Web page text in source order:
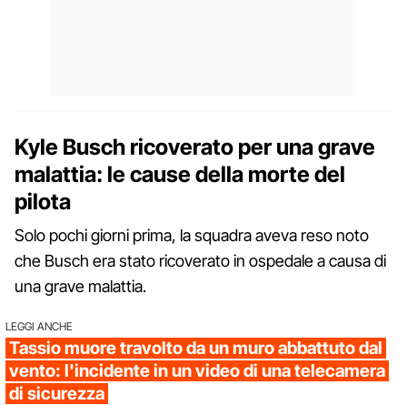
Kyle Busch ricoverato per una grave
malattia: le cause della morte del
pilota
Solo pochi giorni prima, la squadra aveva reso noto
che Busch era stato ricoverato in ospedale a causa di
una grave malattia.
LEGGI ANCHE
Tassio muore travolto da un muro abbattuto dal
vento: l'incidente in un video di una telecamera
di sicurezza